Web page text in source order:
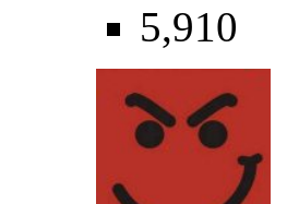
5,910